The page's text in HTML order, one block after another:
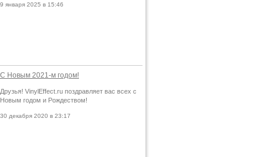
9 января 2025 в 15:46
С Новым 2021-м годом!
Друзья! VinylEffect.ru поздравляет вас всех с
Новым годом и Рождеством!
30 декабря 2020 в 23:17